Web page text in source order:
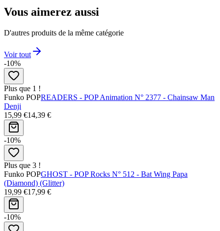
Vous aimerez aussi
D'autres produits de la même catégorie
Voir tout
-10%
Plus que 1 !
Funko POPREADERS - POP Animation N° 2377 - Chainsaw Man
Denji
15,99 €14,39 €
-10%
Plus que 3 !
Funko POPGHOST - POP Rocks N° 512 - Bat Wing Papa
(Diamond) (Glitter)
19,99 €17,99 €
-10%